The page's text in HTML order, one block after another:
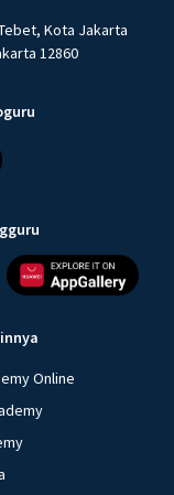
Kota Jakarta
12860
Online